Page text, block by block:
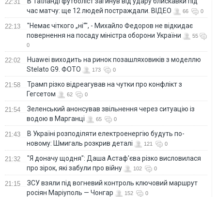
22:31
час матчу: ще 12 людей постраждали. ВІДЕО
66 0
22:13
"Немає чіткого „ні“", - Михайло Федоров не відкидає
повернення на посаду міністра оборони України
55
0
22:02
Huawei виходить на ринок позашляховиків з моделлю
Stelato G9. ФОТО
173 0
21:58
Трамп різко відреагував на чутки про конфлікт з
Гегсетом
62 0
21:54
Зеленський анонсував звільнення через ситуацію із
водою в Марганці
65 0
21:43
В Україні розподіляти електроенергію будуть по-
новому: Шмигаль розкрив деталі
121 0
21:32
"Я доначу щодня": Даша Астаф'єва різко висловилася
про зірок, які забули про війну
102 0
21:15
ЗСУ взяли під вогневий контроль ключовий маршрут
росіян Маріуполь — Чонгар
152 0